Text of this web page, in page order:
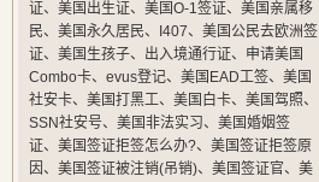
证、 美国出生证、 美国O-1签证、 美国亲属移
民、 美国永久居民、 I407、 美国公民去欧洲签
证、 美国生孩子、 出入境通行证、 申请美国
Combo卡、 evus登记、 美国EAD工签、 美国
社安卡、 美国打黑工、 美国白卡、 美国驾照、
SSN社安号、 美国非法实习、 美国婚姻签
证、 美国签证拒签怎么办?、 美国签证拒签原
因、 美国签证被注销(吊销)、 美国签证官、 美